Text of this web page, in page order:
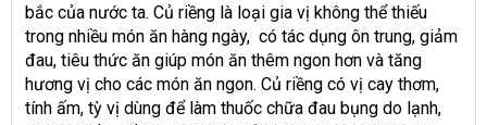
bắc của nước ta. Củ riềng là loại gia vị không thể thiếu
trong nhiều món ăn hàng ngày, có tác dụng ôn trung, giảm
đau, tiêu thức ăn giúp món ăn thêm ngon hơn và tăng
hương vị cho các món ăn ngon. Củ riềng có vị cay thơm,
tính ấm, tỳ vị dùng để làm thuốc chữa đau bụng do lạnh,